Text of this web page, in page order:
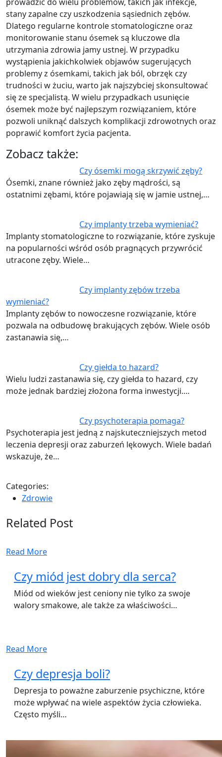
stany zapalne czy uszkodzenia sąsiednich zębów.
Dlatego regularne kontrole stomatologiczne oraz
monitorowanie stanu ósemek są kluczowe dla
utrzymania zdrowia jamy ustnej. W przypadku
wystąpienia jakichkolwiek objawów sugerujących
problemy z ósemkami, takich jak ból, obrzęk czy
trudności w żuciu, warto jak najszybciej skonsultować
się ze specjalistą. W wielu przypadkach usunięcie
ósemek może być najlepszym rozwiązaniem, które
pozwoli uniknąć dalszych komplikacji zdrowotnych oraz
poprawić komfort życia pacjenta.
Zobacz także:
Czy ósemki mogą skrzywić zęby?
Ósemki, znane również jako zęby mądrości, są
ostatnimi zębami, które pojawiają się w jamie ustnej,…
Czy implanty trzeba wymieniać?
Implanty stomatologiczne to rozwiązanie, które zyskuje
na popularności wśród osób pragnących przywrócić
utracone zęby. Wiele…
Czy implanty zębów trzeba
wymieniać?
Implanty zębów to nowoczesne rozwiązanie, które
pozwala na odbudowę brakujących zębów. Wiele osób
zastanawia się,…
Czy giełda to hazard?
Wielu ludzi zastanawia się, czy giełda to hazard, czy
może jednak bardziej złożona forma inwestycji.…
Czy psychoterapia pomaga?
Psychoterapia jest jedną z najskuteczniejszych metod
leczenia depresji oraz zaburzeń lękowych. Wiele badań
wskazuje, że…
Categories:
Zdrowie
Related Post
Read More
Czy miód jest dobry dla serca?
Miód od wieków jest ceniony nie tylko za swoje
walory smakowe, ale także za właściwości…
Read More
Czy depresja boli?
Depresja to poważne zaburzenie psychiczne, które
może wpływać na wiele aspektów życia człowieka.
Często myśli…